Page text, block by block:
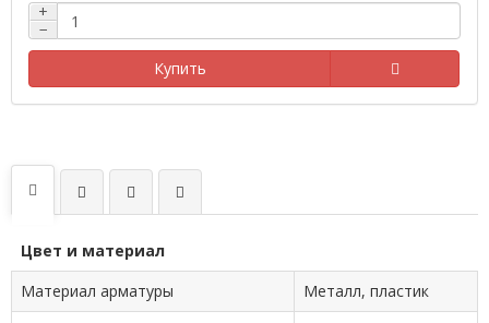
+
−
Купить
Цвет и материал
Материал арматуры
Металл, пластик